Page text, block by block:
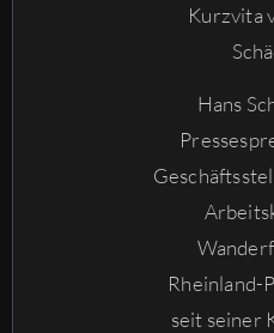
Kurzvita
Hans
Rheinland-
seit seiner